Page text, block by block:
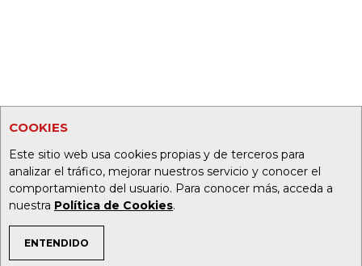
COOKIES
Este sitio web usa cookies propias y de terceros para
analizar el tráfico, mejorar nuestros servicio y conocer el
comportamiento del usuario. Para conocer más, acceda a
nuestra Política de Cookies.
ENTENDIDO
TEMAS DE INTERÉS